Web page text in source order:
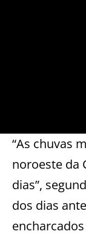
“As chuvas
noroeste da
dias”,
dos dias